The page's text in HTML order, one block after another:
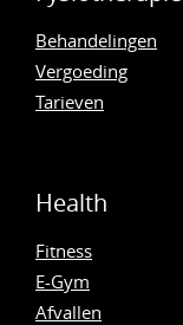
Behandelingen
Vergoeding
Tarieven
Health
Fitness
E-Gym
Afvallen